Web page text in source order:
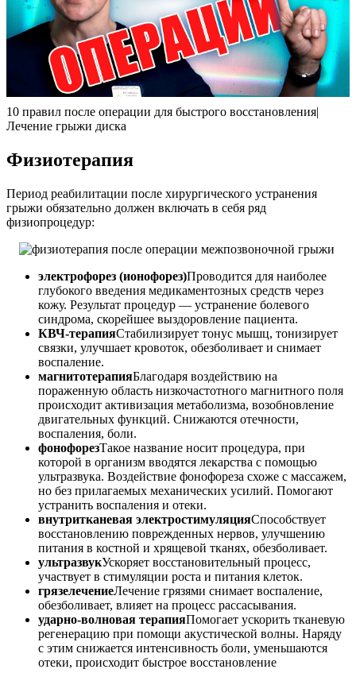
10 правил после операции для быстрого восстановления|
Лечение грыжи диска
Физиотерапия
Период реабилитации после хирургического устранения
грыжи обязательно должен включать в себя ряд
физиопроцедур:
электрофорез (ионофорез)Проводится для наиболее
глубокого введения медикаментозных средств через
кожу. Результат процедур — устранение болевого
синдрома, скорейшее выздоровление пациента.
КВЧ-терапияСтабилизирует тонус мышц, тонизирует
связки, улучшает кровоток, обезболивает и снимает
воспаление.
магнитотерапияБлагодаря воздействию на
пораженную область низкочастотного магнитного поля
происходит активизация метаболизма, возобновление
двигательных функций. Снижаются отечности,
воспаления, боли.
фонофорезТакое название носит процедура, при
которой в организм вводятся лекарства с помощью
ультразвука. Воздействие фонофореза схоже с массажем,
но без прилагаемых механических усилий. Помогают
устранить воспаления и отеки.
внутритканевая электростимуляцияСпособствует
восстановлению поврежденных нервов, улучшению
питания в костной и хрящевой тканях, обезболивает.
ультразвукУскоряет восстановительный процесс,
участвует в стимуляции роста и питания клеток.
грязелечениеЛечение грязями снимает воспаление,
обезболивает, влияет на процесс рассасывания.
ударно-волновая терапияПомогает ускорить тканевую
регенерацию при помощи акустической волны. Наряду
с этим снижается интенсивность боли, уменьшаются
отеки, происходит быстрое восстановление